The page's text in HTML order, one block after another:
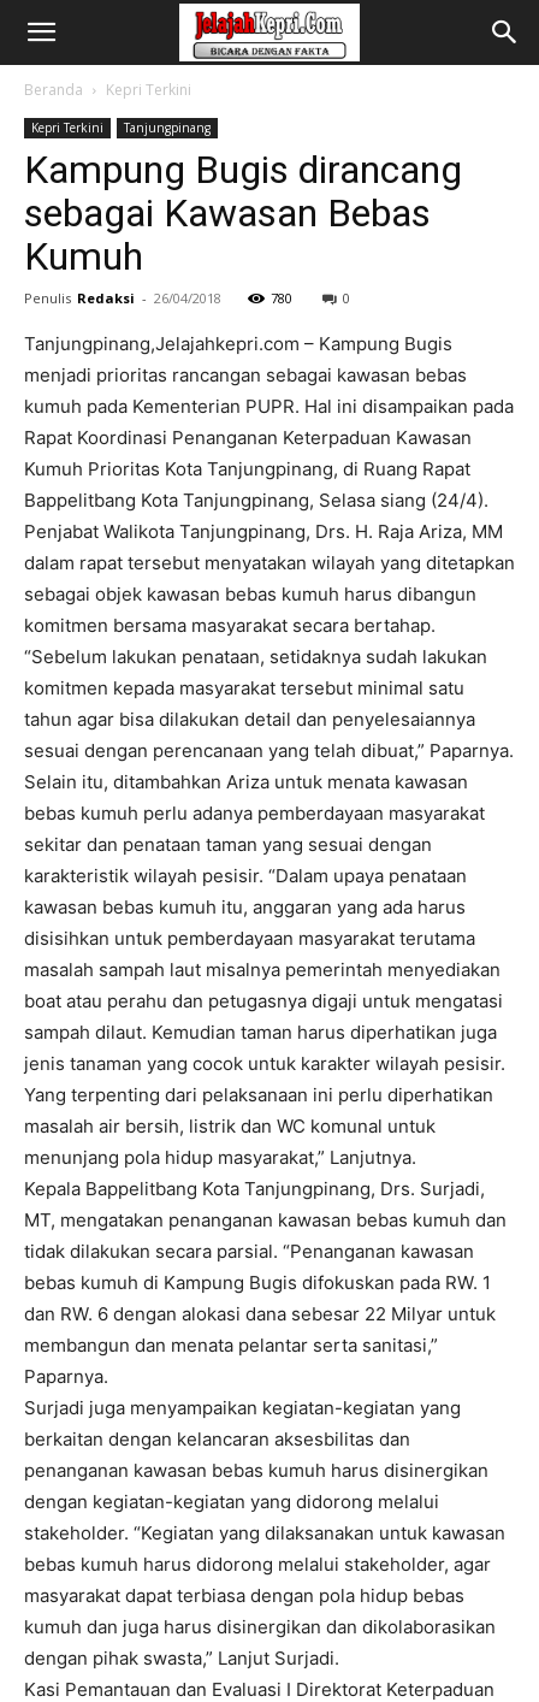
Beranda Kepri Terkini
Kepri Terkini Tanjungpinang
Kampung Bugis dirancang
sebagai Kawasan Bebas
Kumuh
Penulis Redaksi - 26/04/2018 780 0
Tanjungpinang,Jelajahkepri.com – Kampung Bugis
menjadi prioritas rancangan sebagai kawasan bebas
kumuh pada Kementerian PUPR. Hal ini disampaikan pada
Rapat Koordinasi Penanganan Keterpaduan Kawasan
Kumuh Prioritas Kota Tanjungpinang, di Ruang Rapat
Bappelitbang Kota Tanjungpinang, Selasa siang (24/4).
Penjabat Walikota Tanjungpinang, Drs. H. Raja Ariza, MM
dalam rapat tersebut menyatakan wilayah yang ditetapkan
sebagai objek kawasan bebas kumuh harus dibangun
komitmen bersama masyarakat secara bertahap.
“Sebelum lakukan penataan, setidaknya sudah lakukan
komitmen kepada masyarakat tersebut minimal satu
tahun agar bisa dilakukan detail dan penyelesaiannya
sesuai dengan perencanaan yang telah dibuat,” Paparnya.
Selain itu, ditambahkan Ariza untuk menata kawasan
bebas kumuh perlu adanya pemberdayaan masyarakat
sekitar dan penataan taman yang sesuai dengan
karakteristik wilayah pesisir. “Dalam upaya penataan
kawasan bebas kumuh itu, anggaran yang ada harus
disisihkan untuk pemberdayaan masyarakat terutama
masalah sampah laut misalnya pemerintah menyediakan
boat atau perahu dan petugasnya digaji untuk mengatasi
sampah dilaut. Kemudian taman harus diperhatikan juga
jenis tanaman yang cocok untuk karakter wilayah pesisir.
Yang terpenting dari pelaksanaan ini perlu diperhatikan
masalah air bersih, listrik dan WC komunal untuk
menunjang pola hidup masyarakat,” Lanjutnya.
Kepala Bappelitbang Kota Tanjungpinang, Drs. Surjadi,
MT, mengatakan penanganan kawasan bebas kumuh dan
tidak dilakukan secara parsial. “Penanganan kawasan
bebas kumuh di Kampung Bugis difokuskan pada RW. 1
dan RW. 6 dengan alokasi dana sebesar 22 Milyar untuk
membangun dan menata pelantar serta sanitasi,”
Paparnya.
Surjadi juga menyampaikan kegiatan-kegiatan yang
berkaitan dengan kelancaran aksesbilitas dan
penanganan kawasan bebas kumuh harus disinergikan
dengan kegiatan-kegiatan yang didorong melalui
stakeholder. “Kegiatan yang dilaksanakan untuk kawasan
bebas kumuh harus didorong melalui stakeholder, agar
masyarakat dapat terbiasa dengan pola hidup bebas
kumuh dan juga harus disinergikan dan dikolaborasikan
dengan pihak swasta,” Lanjut Surjadi.
Kasi Pemantauan dan Evaluasi I Direktorat Keterpaduan